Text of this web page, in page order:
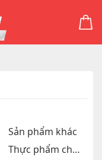
Sản phẩm khác
Thực phẩm chức năng